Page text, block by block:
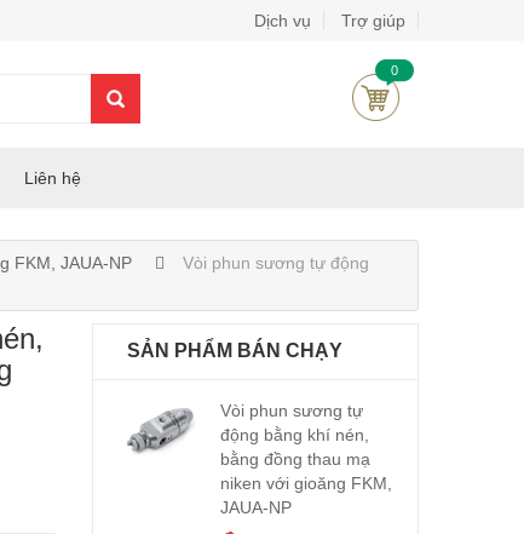
Dịch vụ Trợ giúp
0
Liên hệ
FKM, JAUA-NP
Vòi phun sương tự động
SẢN PHẨM BÁN CHẠY
Vòi phun sương tự
động bằng khí nén,
bằng đồng thau mạ
niken với gioăng FKM,
JAUA-NP